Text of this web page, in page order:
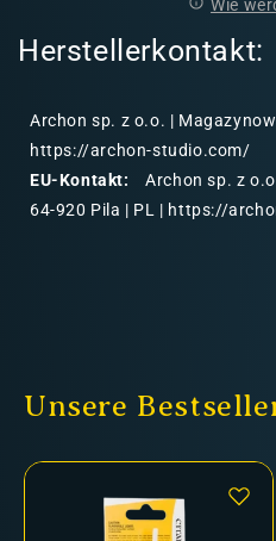
Wie
Herstellerkontakt:
Archon sp. z o.o. |
https://archon-studio.com/
EU-Kontakt:
Archon sp. z
64-920 Pila | PL | https://
Unsere